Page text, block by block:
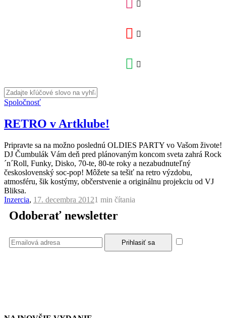
Spoločnosť
RETRO v Artklube!
Pripravte sa na možno poslednú OLDIES PARTY vo Vašom živote!
DJ Čumbulák Vám deň pred plánovaným koncom sveta zahrá Rock
´n´Roll, Funky, Disko, 70-te, 80-te roky a nezabudnuteľný
československý soc-pop! Môžete sa tešiť na retro výzdobu,
atmosféru, šik kostýmy, občerstvenie a originálnu projekciu od VJ
Bliksa.
Inzercia, 17. decembra 20121 min čítania
Odoberať newsletter